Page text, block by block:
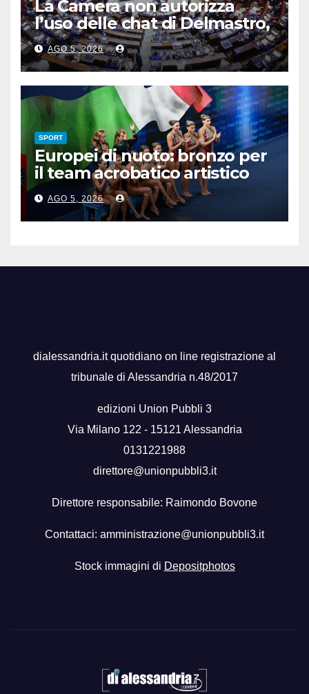
La Camera non autorizza
l’uso delle chat di Delmastro,
voto a scrutinio segreto
AGO 5, 2026
SPORT
Europei di nuoto: bronzo per
il team acrobatico artistico
dell’Italia
AGO 5, 2026
dialessandria.it quotidiano on line registrazione al
tribunale di Alessandria n.48/2017
edizioni Union Pubbli 3
Via Milano 122 - 15121 Alessandria
0131221988
direttore@unionpubbli3.it
Direttore responsabile: Raimondo Bovone
Contattaci: amministrazione@unionpubbli3.it
Stock immagini di Depositphotos